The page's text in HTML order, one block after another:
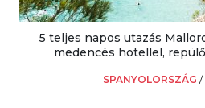
5 teljes napos utazás
medencés hotellel,
SPANYOLORSZÁG /